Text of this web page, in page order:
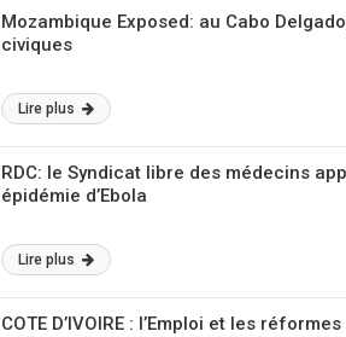
Mozambique Exposed: au Cabo
civiques
Lire plus
RDC: le Syndicat libre des médecins
épidémie d’Ebola
Lire plus
COTE D’IVOIRE : l’Emploi et les